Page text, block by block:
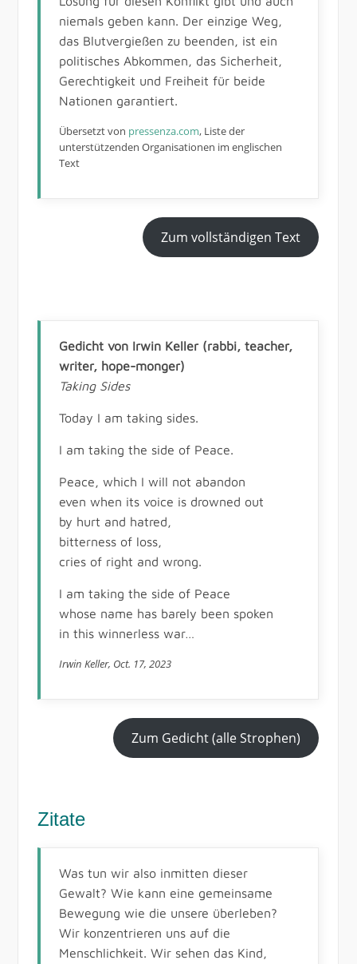
niemals geben kann. Der einzige Weg,
das Blutvergießen zu beenden, ist ein
politisches Abkommen, das Sicherheit,
Gerechtigkeit und Freiheit für beide
Nationen garantiert.
Übersetzt von pressenza.com, Liste der
unterstützenden Organisationen im englischen
Text
Zum vollständigen Text
Gedicht von Irwin Keller (rabbi, teacher,
writer, hope-monger)
Taking Sides
Today I am taking sides.
I am taking the side of Peace.
Peace, which I will not abandon
even when its voice is drowned out
by hurt and hatred,
bitterness of loss,
cries of right and wrong.
I am taking the side of Peace
whose name has barely been spoken
in this winnerless war…
Irwin Keller, Oct. 17, 2023
Zum Gedicht (alle Strophen)
Zitate
Was tun wir also inmitten dieser
Gewalt? Wie kann eine gemeinsame
Bewegung wie die unsere überleben?
Wir konzentrieren uns auf die
Menschlichkeit. Wir sehen das Kind,